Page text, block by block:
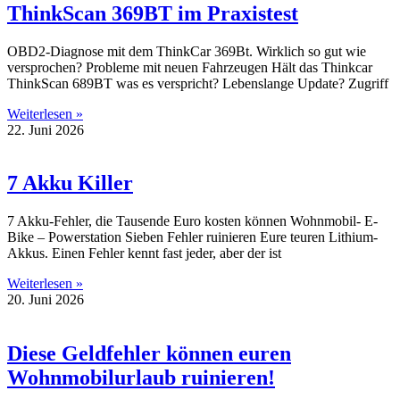
ThinkScan 369BT im Praxistest
OBD2-Diagnose mit dem ThinkCar 369Bt. Wirklich so gut wie
versprochen? Probleme mit neuen Fahrzeugen Hält das Thinkcar
ThinkScan 689BT was es verspricht? Lebenslange Update? Zugriff
Weiterlesen »
22. Juni 2026
7 Akku Killer
7 Akku-Fehler, die Tausende Euro kosten können Wohnmobil- E-
Bike – Powerstation Sieben Fehler ruinieren Eure teuren Lithium-
Akkus. Einen Fehler kennt fast jeder, aber der ist
Weiterlesen »
20. Juni 2026
Diese Geldfehler können euren
Wohnmobilurlaub ruinieren!